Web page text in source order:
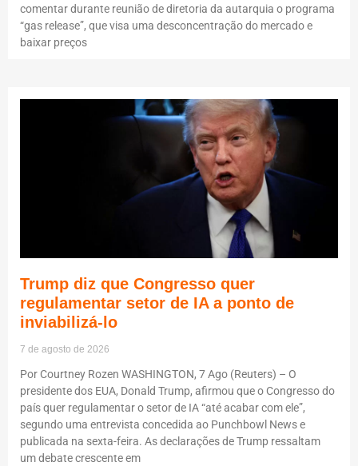
comentar durante reunião de diretoria da autarquia o programa
“gas release”, que visa uma desconcentração do mercado e
baixar preços
Trump diz que Congresso quer
regulamentar setor de IA a ponto de
inviabilizá-lo
7 de agosto de 2026
Por Courtney Rozen WASHINGTON, 7 Ago (Reuters) – O
presidente dos EUA, Donald Trump, afirmou que o Congresso do
país quer regulamentar o setor de IA “até acabar com ele”,
segundo uma entrevista concedida ao Punchbowl News e
publicada na sexta-feira. As declarações de Trump ressaltam
um debate crescente em